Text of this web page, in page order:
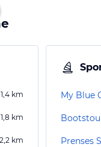
1,4 km
1,8 km
2,2 km
My Blue
Prenses